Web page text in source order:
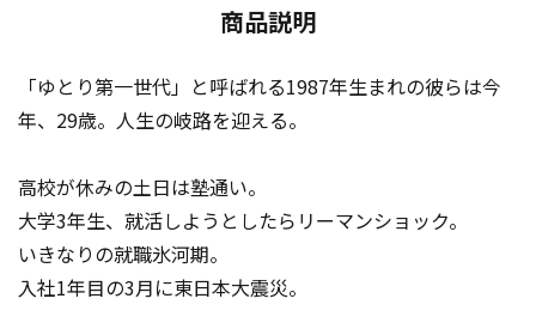
商品説明
「ゆとり第一世代」と呼ばれる1987年生まれの彼らは今
年、29歳。人生の岐路を迎える。
高校が休みの土日は塾通い。
大学3年生、就活しようとしたらリーマンショック。
いきなりの就職氷河期。
入社1年目の3月に東日本大震災。